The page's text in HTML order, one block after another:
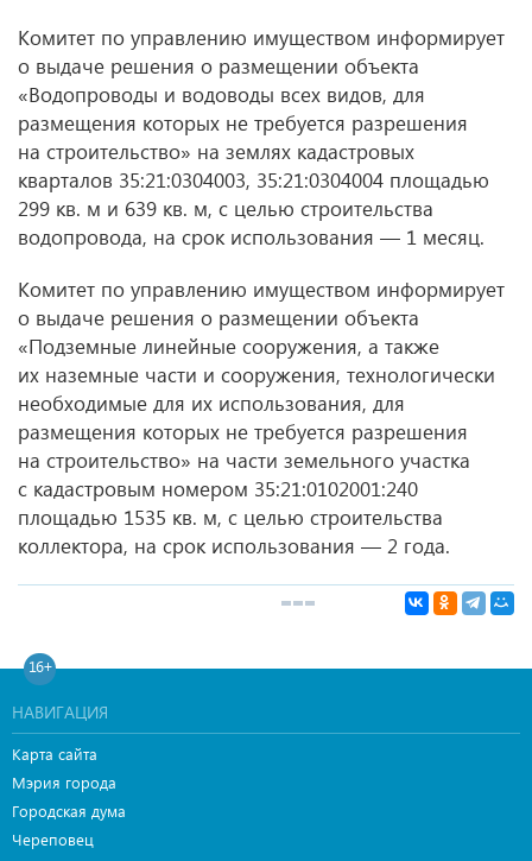
Комитет по управлению имуществом информирует
о выдаче решения о размещении объекта
«Водопроводы и водоводы всех видов, для
размещения которых не требуется разрешения
на строительство» на землях кадастровых
кварталов 35:21:0304003, 35:21:0304004 площадью
299 кв. м и 639 кв. м, с целью строительства
водопровода, на срок использования — 1 месяц.
Комитет по управлению имуществом информирует
о выдаче решения о размещении объекта
«Подземные линейные сооружения, а также
их наземные части и сооружения, технологически
необходимые для их использования, для
размещения которых не требуется разрешения
на строительство» на части земельного участка
с кадастровым номером 35:21:0102001:240
площадью 1535 кв. м, с целью строительства
коллектора, на срок использования — 2 года.
16+
НАВИГАЦИЯ
Карта сайта
Мэрия города
Городская дума
Череповец